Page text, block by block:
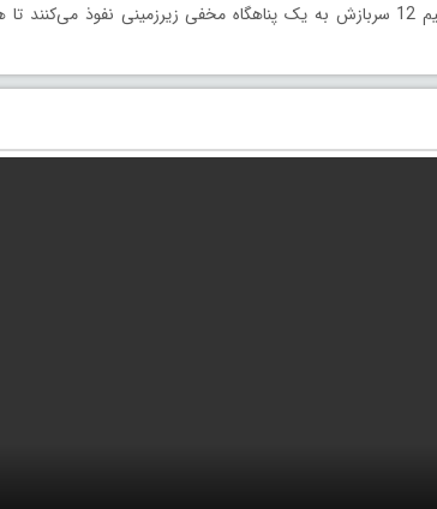
یک کاپیتان و تیم 12 سربازش به یک پناهگاه مخفی زیرزمینی نفوذ